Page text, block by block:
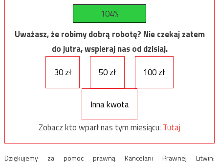
104%
Uważasz, że robimy dobrą robotę? Nie czekaj zatem
do jutra, wspieraj nas od dzisiaj.
30 zł
50 zł 100 zł
Inna kwota
Zobacz kto wparł nas tym miesiącu: Tutaj
Dziękujemy za pomoc prawną Kancelarii Prawnej Litwin: